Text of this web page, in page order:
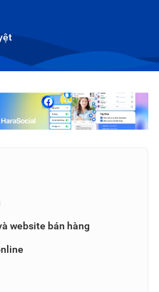
website bán hàng